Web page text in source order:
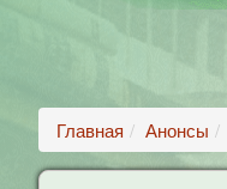
Главная Анонсы